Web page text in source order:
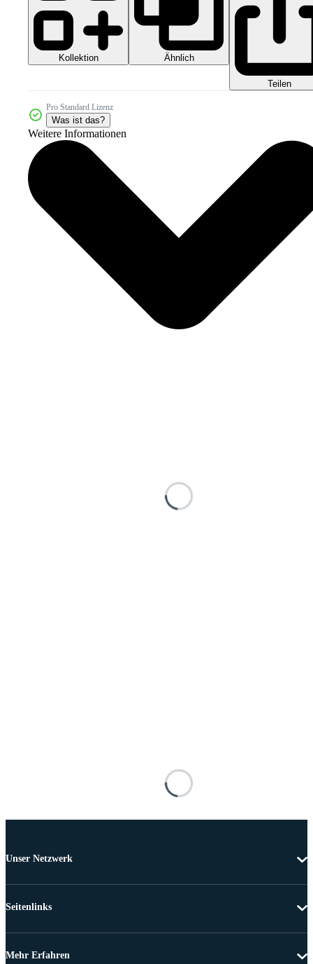
Kollektion Ähnlich
Teilen
Pro Standard Lizenz
Was ist das?
Weitere Informationen
Unser Netzwerk
Seitenlinks
Mehr Erfahren